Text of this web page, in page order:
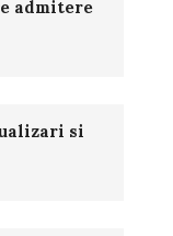
admitere
si